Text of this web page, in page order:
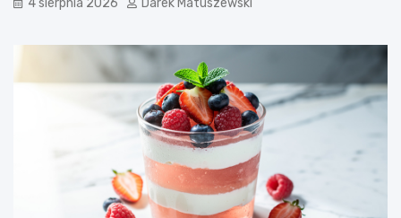
4 sierpnia 2026 Darek Matuszewski